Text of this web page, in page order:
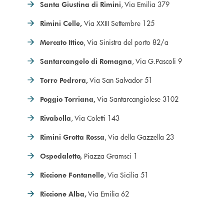
Santa Giustina di Rimini, Via Emilia 379
Rimini Celle, Via XXIII Settembre 125
Mercato Ittico, Via Sinistra del porto 82/a
Santarcangelo di Romagna, Via G.Pascoli 9
Torre Pedrera,Via San Salvador 51
Poggio Torriana,Via Santarcangiolese 3102
Rivabella, Via Coletti 143
Rimini Grotta Rossa, Via della Gazzella 23
Ospedaletto, Piazza Gramsci 1
Riccione Fontanelle, Via Sicilia 51
Riccione Alba,Via Emilia 62